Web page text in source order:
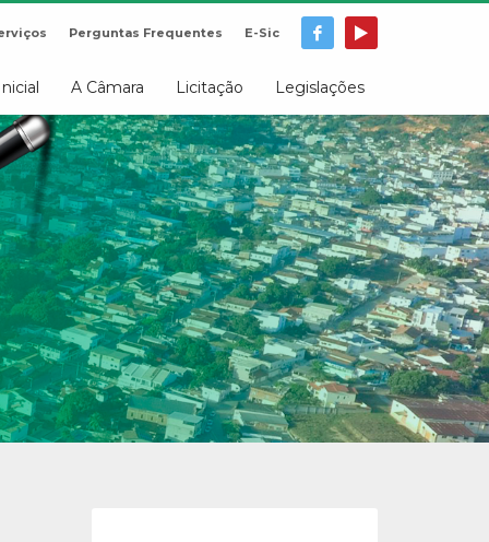
Perguntas Frequentes E-Sic
A Câmara Licitação Legislações